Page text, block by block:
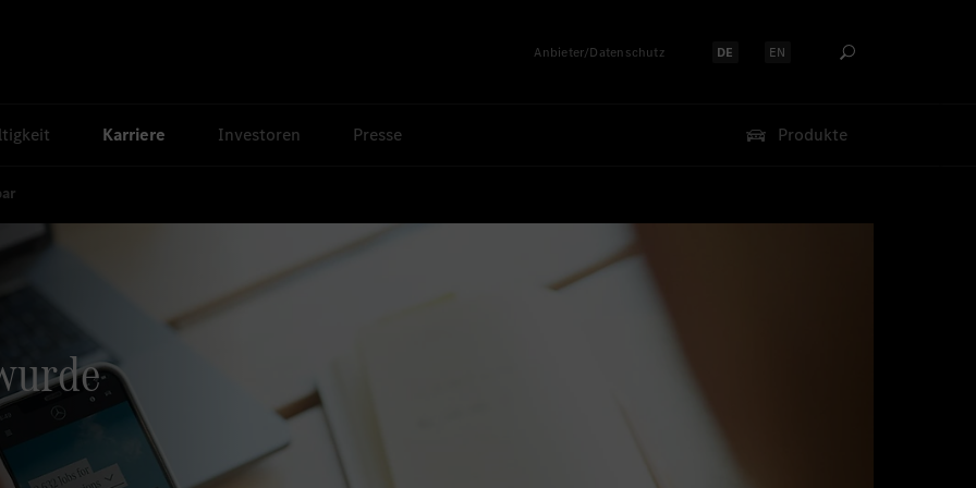
Anbieter/Datenschutz Sprache auswählen:
DE Sprache auswählen:
EN
Karriere Investoren Presse Produkte